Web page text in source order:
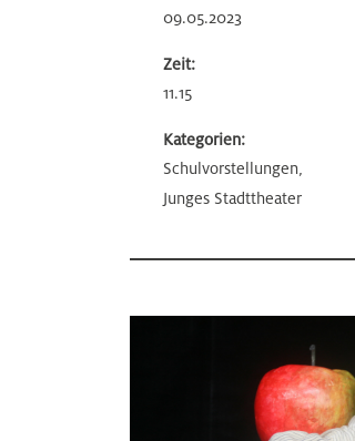
09.05.2023
Zeit:
11.15
Kategorien:
Schulvorstellungen,
Junges Stadttheater